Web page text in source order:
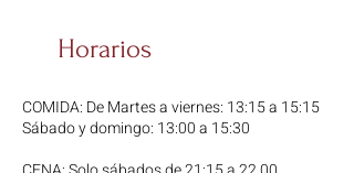
Horarios
COMIDA: De Martes a viernes: 13:15 a 15:15
Sábado y domingo: 13:00 a 15:30